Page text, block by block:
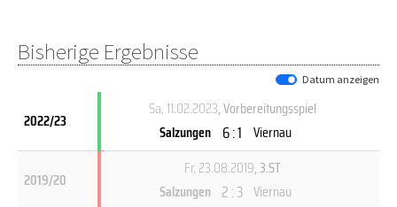
Bisherige Ergebnisse
Datum anzeigen
2022/23
Sa, 11.02.2023, Vorbereitungsspiel
Salzungen 6 : 1 Viernau
2019/20
Fr, 23.08.2019, 3.ST
Salzungen 2 : 3 Viernau